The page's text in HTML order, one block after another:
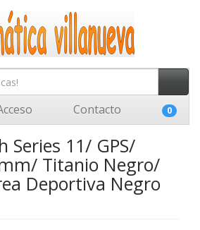
Contacto 0
Series 11/ GPS/
Titanio Negro/
Deportiva Negro